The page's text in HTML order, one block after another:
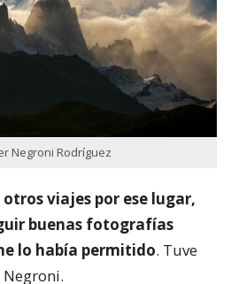
Negroni Rodríguez
viajes por ese lugar,
buenas fotografías
lo había permitido. Tuve